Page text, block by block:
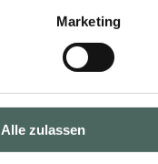
Marketing
Alle zulassen